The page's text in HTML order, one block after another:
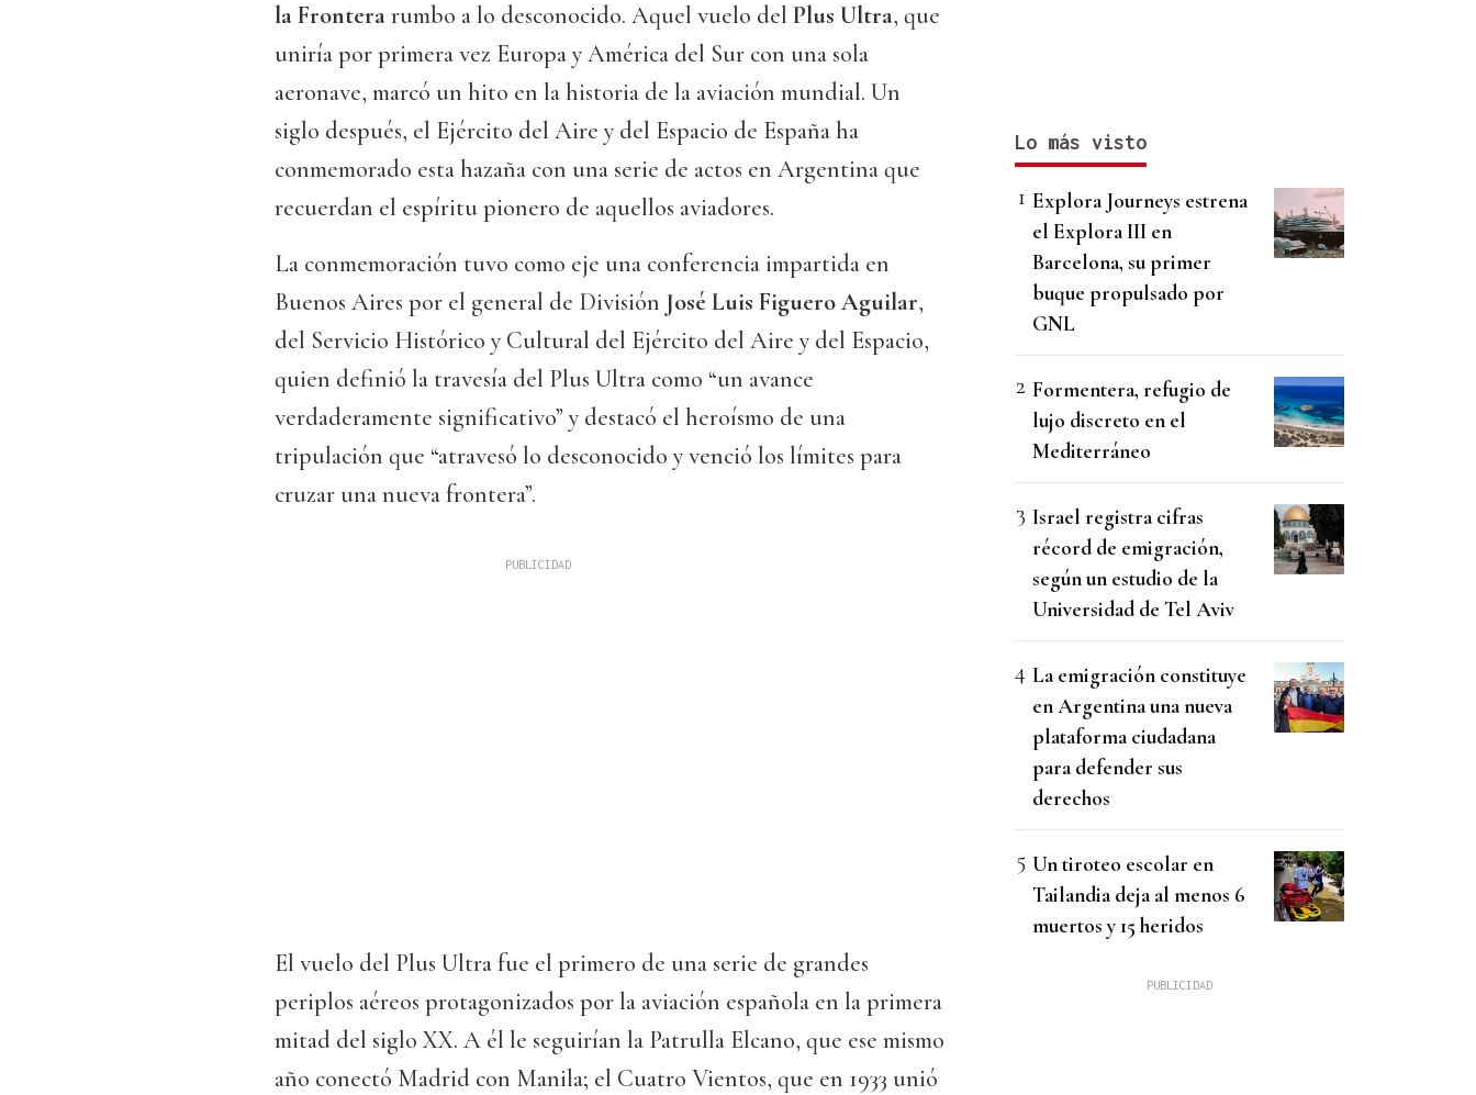
la Fronterarumbo a lo desconocido. Aquel vuelo del Plus Ultra, que
uniría por primera vez Europa y América del Sur con una sola
aeronave, marcó un hito en la historia de la aviación mundial. Un
siglo después, el Ejército del Aire y del Espacio de España ha
conmemorado esta hazaña con una serie de actos en Argentina que
recuerdan el espíritu pionero de aquellos aviadores.
La conmemoración tuvo como eje una conferencia impartida en
Buenos Aires por el general de División José Luis Figuero Aguilar,
del Servicio Histórico y Cultural del Ejército del Aire y del Espacio,
quien definió la travesía del Plus Ultra como “un avance
verdaderamente significativo” y destacó el heroísmo de una
tripulación que “atravesó lo desconocido y venció los límites para
cruzar una nueva frontera”.
El vuelo del Plus Ultra fue el primero de una serie de grandes
periplos aéreos protagonizados por la aviación española en la primera
mitad del siglo XX. A él le seguirían la Patrulla Elcano, que ese mismo
año conectó Madrid con Manila; el Cuatro Vientos, que en 1933 unió
Lo más visto
Explora Journeys estrena
el Explora III en
Barcelona, su primer
buque propulsado por
GNL
Formentera, refugio de
lujo discreto en el
Mediterráneo
Israel registra cifras
récord de emigración,
según un estudio de la
Universidad de Tel Aviv
La emigración constituye
en Argentina una nueva
plataforma ciudadana
para defender sus
derechos
Un tiroteo escolar en
Tailandia deja al menos 6
muertos y 15 heridos